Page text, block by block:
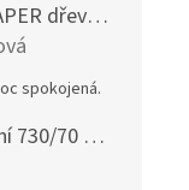
Nábytková knopka TAPER dřevěná dub lakovaný
hvězdiček.
spokojená.
Stolová noha centrální 730/70 mm stříbrná
hvězdiček.